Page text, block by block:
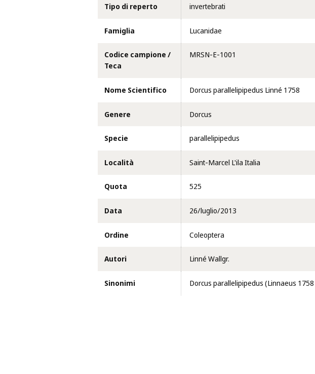
Tipo di reperto invertebrati
Famiglia Lucanidae
Codice campione /
Teca
MRSN-E-1001
Nome Scientifico Dorcus parallelipipedus Linné 1758
Genere Dorcus
Specie parallelipipedus
Località Saint-Marcel L'ila Italia
Quota 525
Data 26/luglio/2013
Ordine Coleoptera
Autori Linné Wallgr.
Sinonimi Dorcus parallelipipedus (Linnaeus 1758